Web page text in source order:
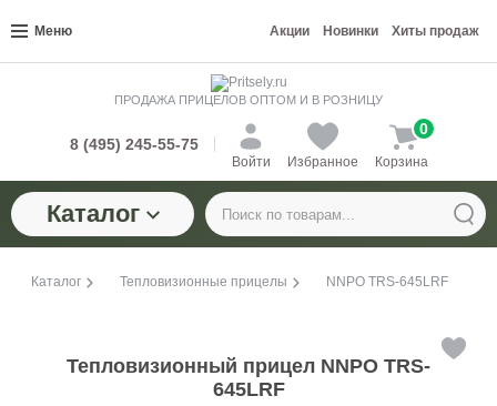
Меню Акции Новинки Хиты продаж
ПРОДАЖА ПРИЦЕЛОВ ОПТОМ И В РОЗНИЦУ
8 (495) 245-55-75
Войти Избранное Корзина
0
Каталог
Каталог Тепловизионные прицелы NNPO TRS-645LRF
Тепловизионный прицел NNPO TRS-
645LRF